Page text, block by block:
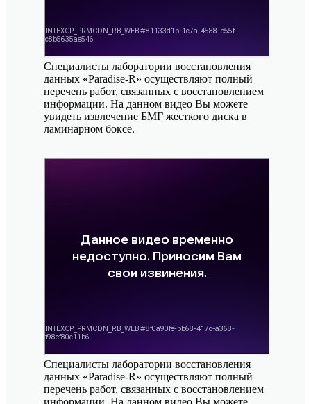
Специалисты лаборатории восстановления
данных «Paradise-R» осуществляют полный
перечень работ, связанных с восстановлением
информации. На данном видео Вы можете
увидеть извлечение БМГ жесткого диска в
ламинарном боксе.
Специалисты лаборатории восстановления
данных «Paradise-R» осуществляют полный
перечень работ, связанных с восстановлением
информации. На данном видео Вы можете